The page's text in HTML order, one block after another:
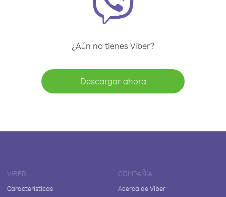
¿Aún no tienes Viber?
Descargar ahora
VIBER
Características
COMPAÑÍA
Acerca de Viber